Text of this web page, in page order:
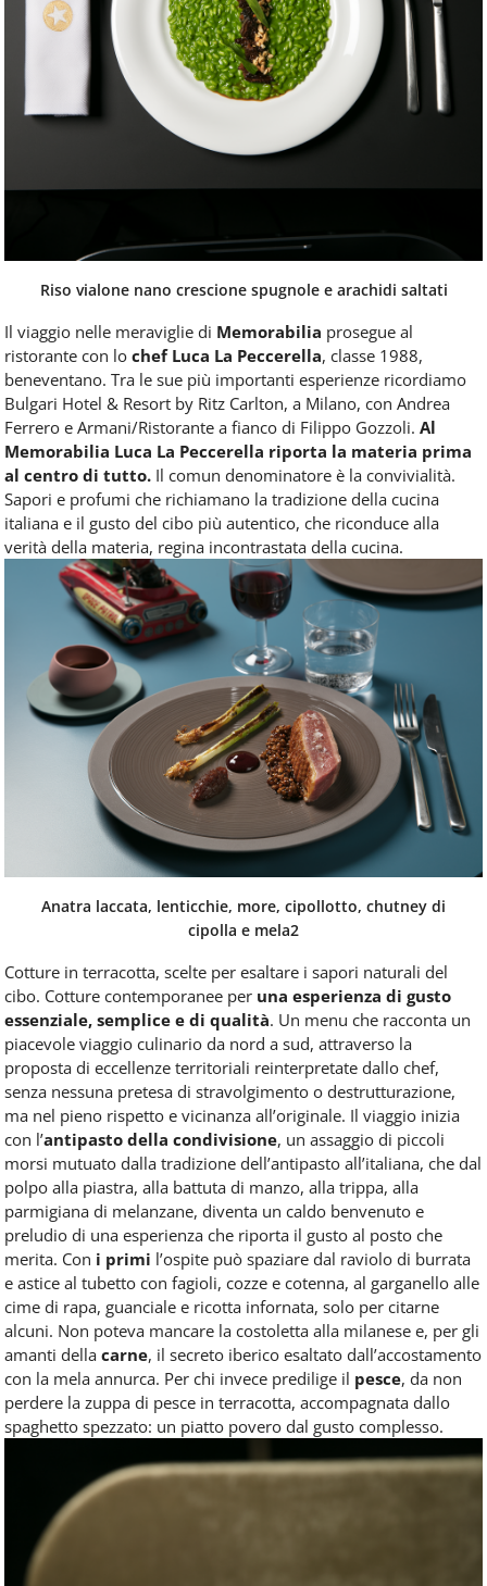
Riso vialone nano crescione spugnole e arachidi saltati
Il viaggio nelle meraviglie di Memorabilia prosegue al
ristorante con lo chef Luca La Peccerella, classe 1988,
beneventano. Tra le sue più importanti esperienze ricordiamo
Bulgari Hotel & Resort by Ritz Carlton, a Milano, con Andrea
Ferrero e Armani/Ristorante a fianco di Filippo Gozzoli. Al
Memorabilia Luca La Peccerella riporta la materia prima
al centro di tutto. Il comun denominatore è la convivialità.
Sapori e profumi che richiamano la tradizione della cucina
italiana e il gusto del cibo più autentico, che riconduce alla
verità della materia, regina incontrastata della cucina.
Anatra laccata, lenticchie, more, cipollotto, chutney di
cipolla e mela2
Cotture in terracotta, scelte per esaltare i sapori naturali del
cibo. Cotture contemporanee per una esperienza di gusto
essenziale, semplice e di qualità. Un menu che racconta un
piacevole viaggio culinario da nord a sud, attraverso la
proposta di eccellenze territoriali reinterpretate dallo chef,
senza nessuna pretesa di stravolgimento o destrutturazione,
ma nel pieno rispetto e vicinanza all’originale. Il viaggio inizia
con l’antipasto della condivisione, un assaggio di piccoli
morsi mutuato dalla tradizione dell’antipasto all’italiana, che dal
polpo alla piastra, alla battuta di manzo, alla trippa, alla
parmigiana di melanzane, diventa un caldo benvenuto e
preludio di una esperienza che riporta il gusto al posto che
merita. Con i primi l’ospite può spaziare dal raviolo di burrata
e astice al tubetto con fagioli, cozze e cotenna, al garganello alle
cime di rapa, guanciale e ricotta infornata, solo per citarne
alcuni. Non poteva mancare la costoletta alla milanese e, per gli
amanti della carne, il secreto iberico esaltato dall’accostamento
con la mela annurca. Per chi invece predilige il pesce, da non
perdere la zuppa di pesce in terracotta, accompagnata dallo
spaghetto spezzato: un piatto povero dal gusto complesso.